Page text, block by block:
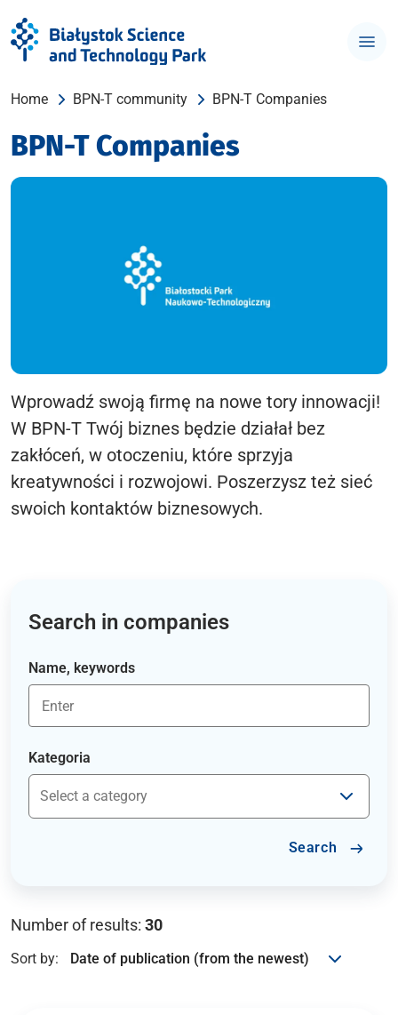
Home BPN-T community BPN-T Companies
BPN-T Companies
Wprowadź swoją firmę na nowe tory innowacji!
W BPN-T Twój biznes będzie działał bez
zakłóceń, w otoczeniu, które sprzyja
kreatywności i rozwojowi. Poszerzysz też sieć
swoich kontaktów biznesowych.
Search in companies
Name, keywords
Kategoria
Search
Number of results: 30
Sort by: